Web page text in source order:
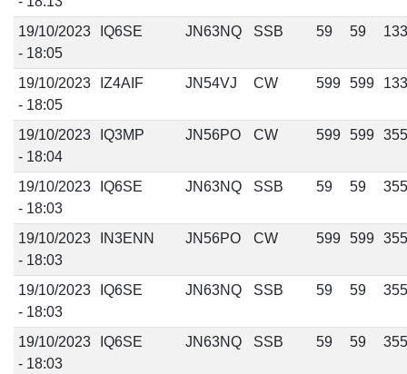
19/10/2023
- 18:05
IQ6SE JN63NQ SSB 59 59 133
19/10/2023
- 18:05
IZ4AIF JN54VJ CW 599 599 133
19/10/2023
- 18:04
IQ3MP JN56PO CW 599 599 355
19/10/2023
- 18:03
IQ6SE JN63NQ SSB 59 59 355
19/10/2023
- 18:03
IN3ENN JN56PO CW 599 599 355
19/10/2023
- 18:03
IQ6SE JN63NQ SSB 59 59 355
19/10/2023
- 18:03
IQ6SE JN63NQ SSB 59 59 355